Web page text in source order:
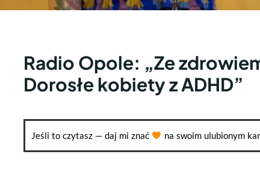
Radio Opole: „Ze
Dorosłe kobiety z ADHD”
Jeśli to czytasz — daj mi znać na swoim ulubionym